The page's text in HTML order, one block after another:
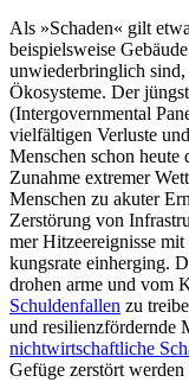
Als »Schaden« gilt
beispielsweise
unwiederbringlich sind,
Ökosysteme. Der
(Intergovernmental
vielfältigen Verluste
Menschen schon
Zunahme extremer
Menschen zu akuter
Zerstörung von
mer Hitzeereignisse
kungsrate ein­herging.
drohen arme und vom
Schuldenfallen zu
und resi­lienzfördernde
nichtwirtschaftliche
Gefüge zerstört